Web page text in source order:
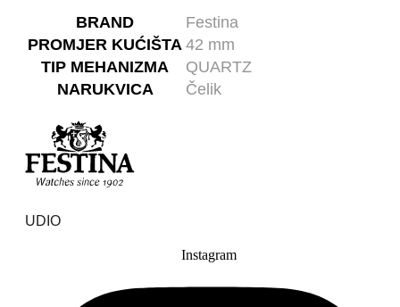
BRAND
Festina
PROMJER KUĆIŠTA 42 mm
TIP MEHANIZMA
QUARTZ
NARUKVICA
Čelik
UDIO
Instagram